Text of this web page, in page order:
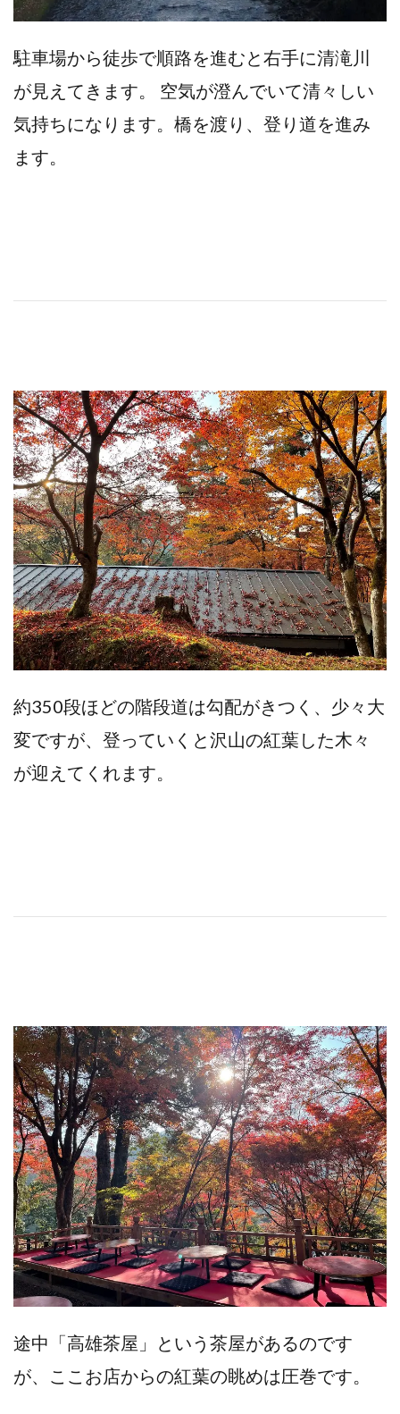
駐車場から徒歩で順路を進むと右手に清滝川
が見えてきます。 空気が澄んでいて清々しい
気持ちになります。橋を渡り、登り道を進み
ます。
約350段ほどの階段道は勾配がきつく、少々大
変ですが、登っていくと沢山の紅葉した木々
が迎えてくれます。
途中「高雄茶屋」という茶屋があるのです
が、ここお店からの紅葉の眺めは圧巻です。